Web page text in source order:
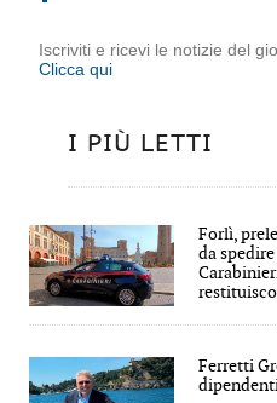
Iscriviti e ricevi le notizie del
Clicca qui
I PIÙ LETTI
Forlì,
da
Ferretti